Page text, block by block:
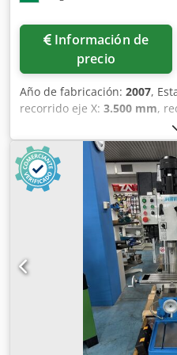
Información de
precio
Año de fabricación: 2007,
recorrido eje X: 3.500 mm,
1.220 mm
Varnsdorf WHN130 de 5
con una mandrinadora y
tamaño de mesa de 1600 ×
husillo de 130 mm. La
y está controlada por un
oportunidad de comprar
Varnsdorf WHN130.
para obtener más
104 Husillo • Diámetro del
50 (7:24) • Rango de
Par máximo del husillo:
motor principal: 37 kW
eje X: 3500 mm • Recorrido